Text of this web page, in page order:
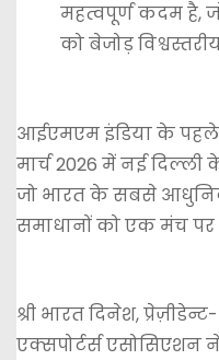
महत्वपूर्ण कदम है,
को बेजोड़
आईएमएम इंडिया के
मार्च 2026 में नई दिल्ली
जो भारत के सबसे आधुनिक
समाधानों को एक मंच
श्री भारत दिनेश,
एक्सपोर्टर्स एसोसिएशन